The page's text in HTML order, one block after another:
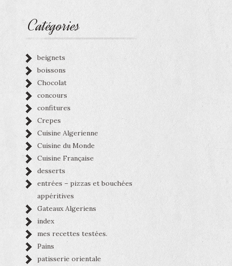
Catégories
beignets
boissons
Chocolat
concours
confitures
Crepes
Cuisine Algerienne
Cuisine du Monde
Cuisine Française
desserts
entrées – pizzas et bouchées
appéritives
Gateaux Algeriens
index
mes recettes testées.
Pains
patisserie orientale